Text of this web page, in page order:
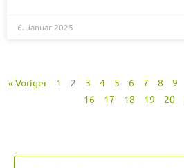
6. Januar 2025
« Voriger 1 2 3 4 5 6 7 8 9
16
17 18 19 20